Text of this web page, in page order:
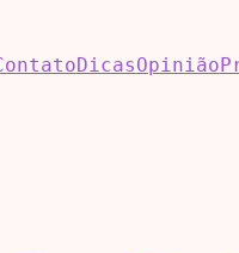
DicasOpinião